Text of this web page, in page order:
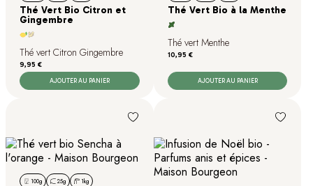
Thé Vert Bio Citron et
Gingembre
Thé vert Citron Gingembre
Prix
9,95 €
AJOUTER AU PANIER
Thé Vert Bio à la Menthe
Thé vert Menthe
Prix
10,95 €
AJOUTER AU PANIER
100g 25g 1kg